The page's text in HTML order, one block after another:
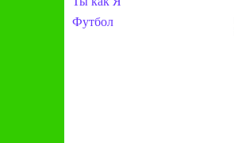
Футбол